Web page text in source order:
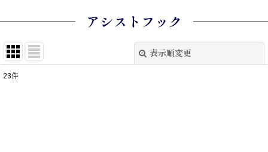
アシストフック
表示順変更
23件